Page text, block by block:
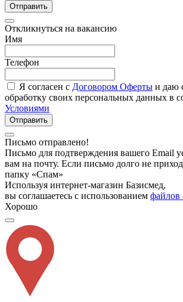
Отправить
Откликнуться на вакансию
Имя
Телефон
Я согласен с Договором Оферты и даю
обработку своих персональных данных в
Условиями
Отправить
Письмо отправлено!
Письмо для подтверждения вашего Email
вам на почту. Если письмо долго не
папку «Спам»
Используя интернет-магазин Базисмед,
вы соглашаетесь с использованием файлов
Хорошо